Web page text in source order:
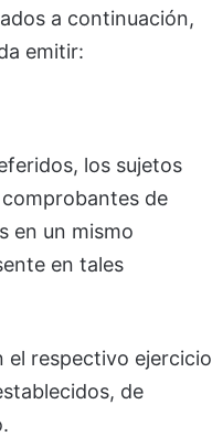
a continuación,
emitir:
los sujetos
de
en un mismo
en tales
el respectivo ejercicio
de